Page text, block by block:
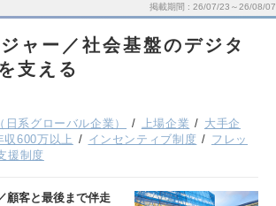
掲載期間 26/07/23～26/08/07
ャー／社会基盤のデジタ
支える
系グローバル企業） 上場企業
大手企
収600万以上 インセンティブ制度
フレッ
援制度
顧客と最後まで伴走